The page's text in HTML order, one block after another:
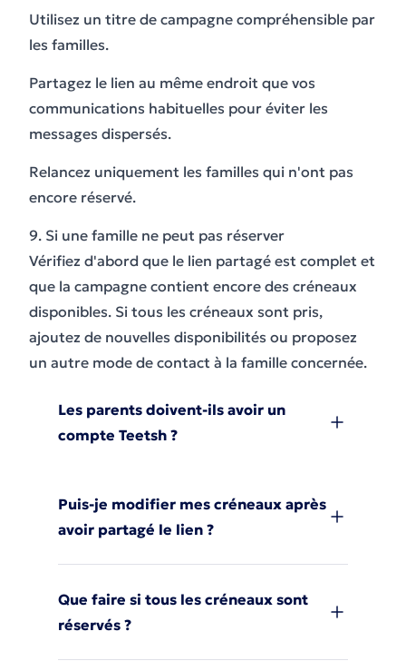
Utilisez un titre de campagne compréhensible par
les familles.
Partagez le lien au même endroit que vos
communications habituelles pour éviter les
messages dispersés.
Relancez uniquement les familles qui n'ont pas
encore réservé.
9. Si une famille ne peut pas réserver
Vérifiez d'abord que le lien partagé est complet et
que la campagne contient encore des créneaux
disponibles. Si tous les créneaux sont pris,
ajoutez de nouvelles disponibilités ou proposez
un autre mode de contact à la famille concernée.
Les parents doivent-ils avoir un
compte Teetsh ?
Puis-je modifier mes créneaux après
avoir partagé le lien ?
Que faire si tous les créneaux sont
réservés ?